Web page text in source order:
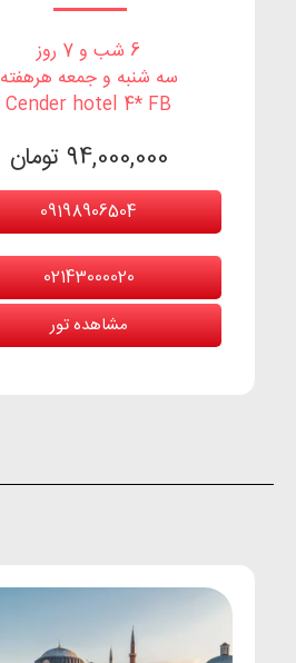
6 شب و 7 روز
سه شنبه و جمعه هرهفته
Cender hotel 4* FB
94,000,000 تومان
09198906504
02143000020
مشاهده تور